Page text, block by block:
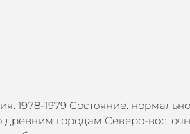
1978-1979 Состояние:
древним городам Северо-